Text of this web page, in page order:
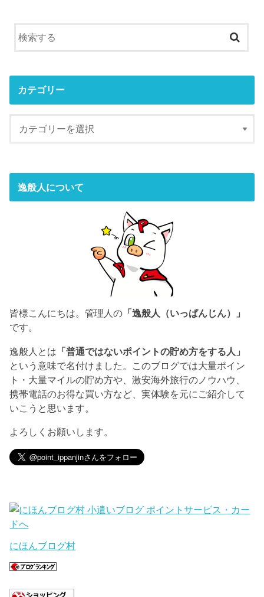
カテゴリー
逸般人について
皆様こんにちは。管理人の 「逸般人（いっぱんじん）」
です。
逸般人とは 「普通ではないポイントの貯め方をする人」
という意味で名付けました。このブログでは大量ポイン
ト・大量マイルの貯め方や、激安海外旅行のノウハウ、
携帯電話のお得な買い方など、実体験を元にご紹介して
いこうと思います。
よろしくお願いします。
にほんブログ村